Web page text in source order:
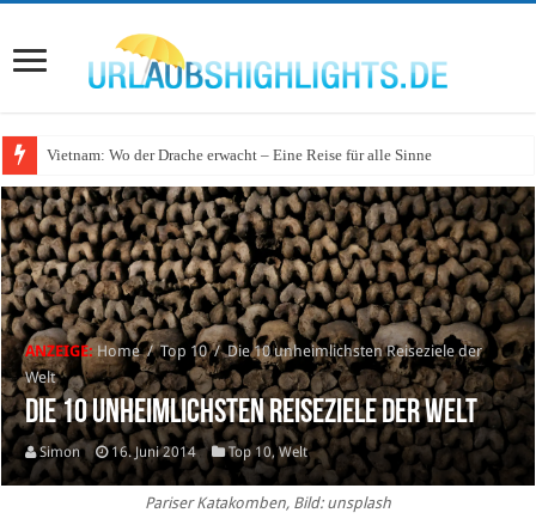
Vietnam: Wo der Drache erwacht – Eine Reise für alle Sinne
Wo lohnt sich Urlaub auf dem Wasser in Deutschland?
ANZEIGE: Home / Top 10 / Die 10 unheimlichsten Reiseziele der
Welt
Die 10 unheimlichsten Reiseziele der Welt
Simon 16. Juni 2014 Top 10,Welt
Pariser Katakomben, Bild: unsplash